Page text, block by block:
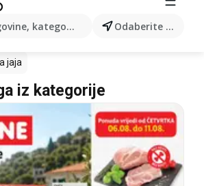
kategorije, proizvode... Odaberite grad
u akciji - Gdje kupiti?
jaja LidlPrepeličja jaja
jaja
iz kategorije